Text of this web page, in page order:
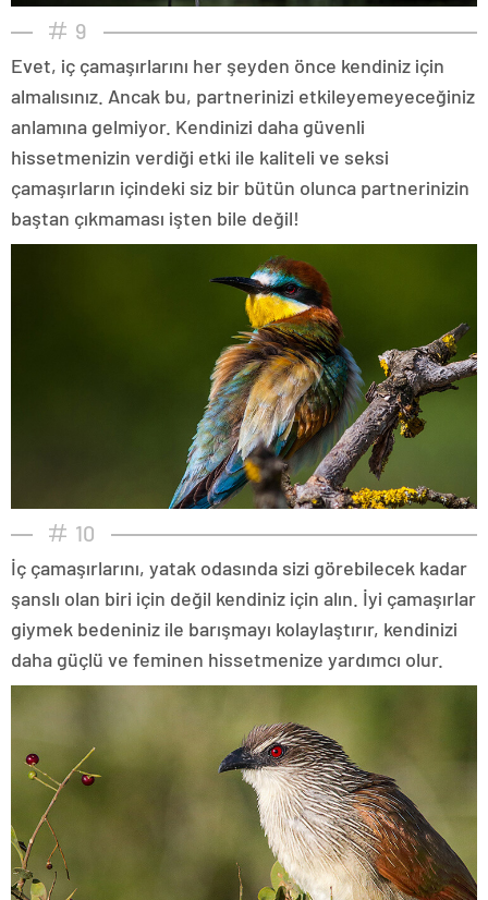
9
Evet, iç çamaşırlarını her şeyden önce kendiniz için
almalısınız. Ancak bu, partnerinizi etkileyemeyeceğiniz
anlamına gelmiyor. Kendinizi daha güvenli
hissetmenizin verdiği etki ile kaliteli ve seksi
çamaşırların içindeki siz bir bütün olunca partnerinizin
baştan çıkmaması işten bile değil!
10
İç çamaşırlarını, yatak odasında sizi görebilecek kadar
şanslı olan biri için değil kendiniz için alın. İyi çamaşırlar
giymek bedeniniz ile barışmayı kolaylaştırır, kendinizi
daha güçlü ve feminen hissetmenize yardımcı olur.